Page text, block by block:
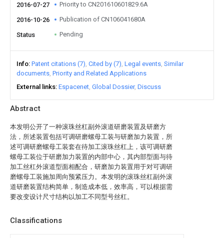
Abstract
本发明公开了一种滚珠丝杠副外滚道研磨装置及研磨方
法，所述装置包括可调研磨螺母工装与研磨加力装置，所
述可调研磨螺母工装套在待加工滚珠丝杠上，该可调研磨
螺母工装位于研磨加力装置的内部中心，其内部型面与待
加工丝杠外滚道型面相配合，研磨加力装置用于对可调研
磨螺母工装施加周向预紧压力。本发明的滚珠丝杠副外滚
道研磨装置结构简单，制造成本低，效率高，可以根据需
要改变设计尺寸结构以加工不同型号丝杠。
Classifications
2016-07-27
Priority to CN201610601829.6A
2016-10-26 Publication of CN106041680A
Status Pending
Info Patent citations (7) Cited by (7) Legal events Similar
documents Priority and Related Applications
External links Espacenet Global Dossier Discuss